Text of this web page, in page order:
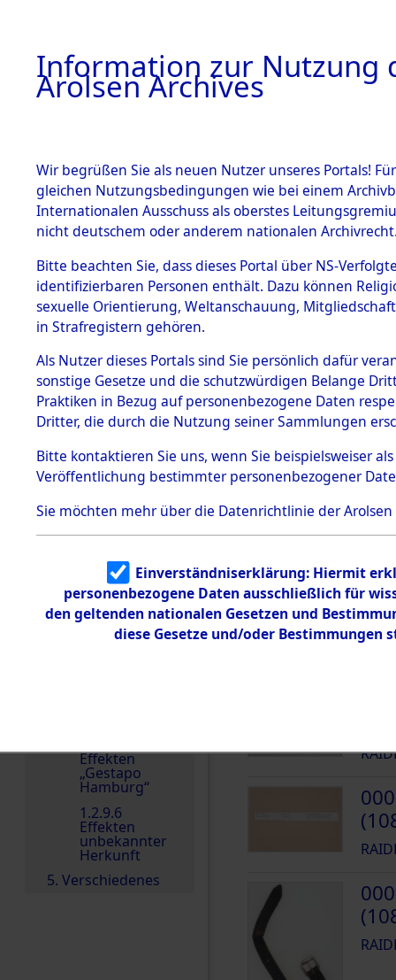
BESTÄNDE
1.
Inhaftierungsdoku
mente
1.2.9 Beim ITS
verwahrte
1.2.9.1
Effekten aus
dem KZ
Dachau
Effekten aus
dem KZ
Dachau,
Landesentsch
ädigungsamt
Effekten aus
dem KZ
Neuengamm
e
Dokument
Effekten
„Gestapo
Hamburg“
1.2.9.6
Effekten
unbekannter
Herkunft
5. Verschiedenes
3Akten
MARIJA
Land
Weißrussland
Die Personalien des
wurden nach der
Inventarisierung und
5252
DOKUMENTE
Information zur Nutzung
Arolsen Archives
Wir begrüßen Sie als neuen Nutzer unseres Portals!
gleichen Nutzungsbedingungen wie bei einem
Internationalen Ausschuss als oberstes
nicht deutschem oder anderem nationalen
Bitte beachten Sie, dass dieses Portal über NS-
identifizierbaren Personen enthält. Dazu können
sexuelle Orientierung, Weltanschauung,
in Strafregistern gehören.
Als Nutzer dieses Portals sind Sie persönlich dafür
sonstige Gesetze und die schutzwürdigen Belange
Praktiken in Bezug auf personenbezogene Daten
Dritter, die durch die Nutzung seiner Sammlungen
Bitte kontaktieren Sie uns, wenn Sie beispielsweiser
Veröffentlichung bestimmter personenbezogener
Sie möchten mehr über die Datenrichtlinie der Arolsen
Einverständniserklärung: Hiermit
personenbezogene Daten ausschließlich für
den geltenden nationalen Gesetzen und
diese Gesetze und/oder Bestimmungen